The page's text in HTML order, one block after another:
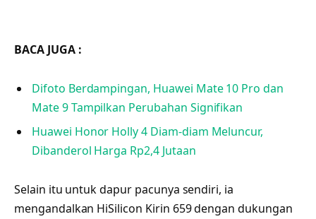
BACA JUGA :
Difoto Berdampingan, Huawei Mate 10 Pro dan
Mate 9 Tampilkan Perubahan Signifikan
Huawei Honor Holly 4 Diam-diam Meluncur,
Dibanderol Harga Rp2,4 Jutaan
Selain itu untuk dapur pacunya sendiri, ia
mengandalkan HiSilicon Kirin 659 dengan dukungan